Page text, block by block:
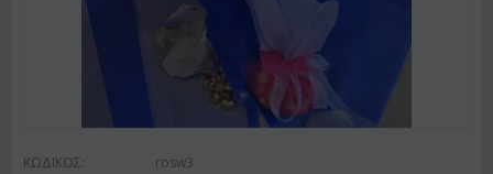
ΚΩΔΙΚΟΣ: rosw3